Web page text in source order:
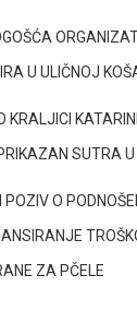
U ULIČNOJ
KRALJICI
SUTRA U
POZIV O
ZA PČELE